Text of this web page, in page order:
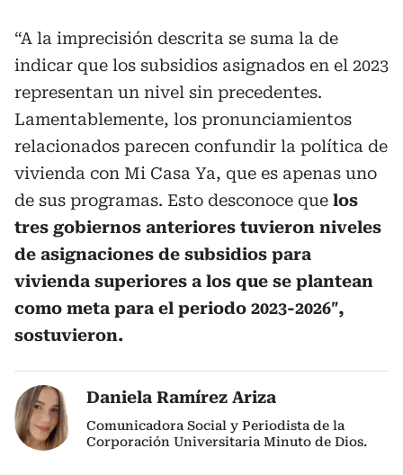
“A la imprecisión descrita se suma la de
indicar que los subsidios asignados en el 2023
representan un nivel sin precedentes.
Lamentablemente, los pronunciamientos
relacionados parecen confundir la política de
vivienda con Mi Casa Ya, que es apenas uno
de sus programas. Esto desconoce que los
tres gobiernos anteriores tuvieron niveles
de asignaciones de subsidios para
vivienda superiores a los que se plantean
como meta para el periodo 2023-2026″,
sostuvieron.
Daniela Ramírez Ariza
Comunicadora Social y Periodista de la
Corporación Universitaria Minuto de Dios.